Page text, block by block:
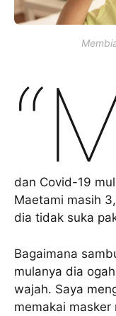
dan Covid-19
Maetami masih
dia tidak suka
Bagaimana
mulanya dia
wajah. Saya
memakai